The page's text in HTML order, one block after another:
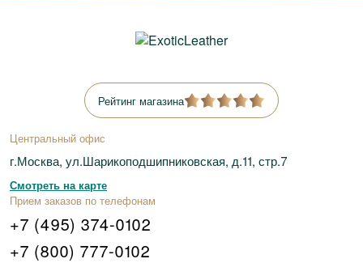
Рейтинг магазина
Центральный офис
г.Москва, ул.Шарикоподшипниковская, д.11, стр.7
Смотреть на карте
Прием заказов по телефонам
+7 (495) 374-0102
+7 (800) 777-0102